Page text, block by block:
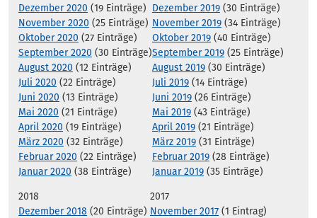
Dezember 2020 (19 Einträge)
November 2020 (25 Einträge)
Oktober 2020 (27 Einträge)
September 2020 (30 Einträge)
August 2020 (12 Einträge)
Juli 2020 (22 Einträge)
Juni 2020 (13 Einträge)
Mai 2020 (21 Einträge)
April 2020 (19 Einträge)
März 2020 (32 Einträge)
Februar 2020 (22 Einträge)
Januar 2020 (38 Einträge)
Dezember 2019 (30 Einträge)
November 2019 (34 Einträge)
Oktober 2019 (40 Einträge)
September 2019 (25 Einträge)
August 2019 (30 Einträge)
Juli 2019 (14 Einträge)
Juni 2019 (26 Einträge)
Mai 2019 (43 Einträge)
April 2019 (21 Einträge)
März 2019 (31 Einträge)
Februar 2019 (28 Einträge)
Januar 2019 (35 Einträge)
2018
Dezember 2018 (20 Einträge)
2017
November 2017 (1 Eintrag)